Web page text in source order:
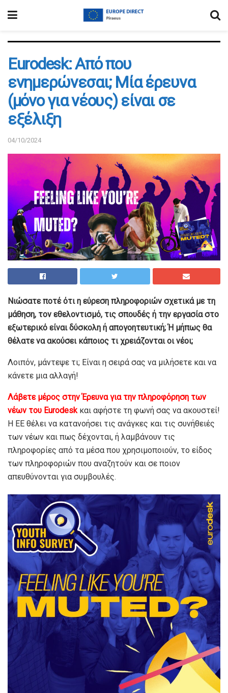
Eurodesk: Από που
ενημερώνεσαι; Μία έρευνα
(μόνο για νέους) είναι σε
εξέλιξη
04/10/2024
Νιώσατε ποτέ ότι η εύρεση πληροφοριών σχετικά με τη
μάθηση, τον εθελοντισμό, τις σπουδές ή την εργασία στο
εξωτερικό είναι δύσκολη ή απογοητευτική; Ή μήπως θα
θέλατε να ακούσει κάποιος τι χρειάζονται οι νέοι;
Λοιπόν, μάντεψε τι; Είναι η σειρά σας να μιλήσετε και να
κάνετε μια αλλαγή!
Λάβετε μέρος στην Έρευνα για την πληροφόρηση των
νέων του Eurodesk και αφήστε τη φωνή σας να ακουστεί!
H EE θέλει να κατανοήσει τις ανάγκες και τις συνήθειές
των νέων και πως δέχονται, ή λαμβάνουν τις
πληροφορίες από τα μέσα που χρησιμοποιούν, το είδος
των πληροφοριών που αναζητούν και σε ποιον
απευθύνονται για συμβουλές.